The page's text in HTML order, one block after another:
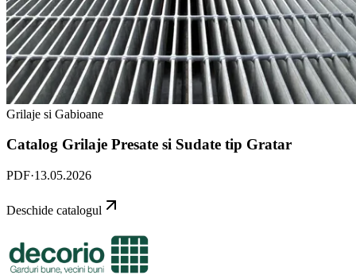
Grilaje si Gabioane
Catalog Grilaje Presate si Sudate tip Gratar
PDF·13.05.2026
Deschide catalogul